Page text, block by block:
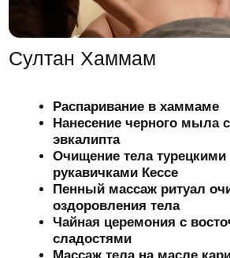
Кальций лайт
Распаривание в хаммам с ароматом
Эвкалипта
Очищение тела с солевым Флюидом
Грязевое минеральное обертывание тела
Талассо Кальциум Thalasso bretagne
Талассо-уход за лицом «Увлажнение»
с реафирмирующим массажем
Расслабляющий талассомассаж всего
тела длительность 1 ч на
минерализирующейся сыворотке
Увлажнение тела молочком
В лаундж зоне Вас ожидает чайная
церемония с восточными сладостями